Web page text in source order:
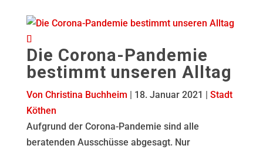
Die Corona-Pandemie
bestimmt unseren Alltag
Von Christina Buchheim | 18. Januar 2021 | Stadt
Köthen
Aufgrund der Corona-Pandemie sind alle
beratenden Ausschüsse abgesagt. Nur